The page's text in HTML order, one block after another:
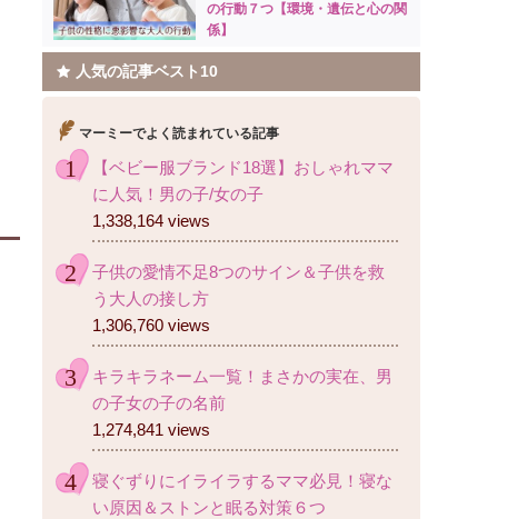
の行動７つ【環境・遺伝と心の関
係】
人気の記事ベスト10
マーミーでよく読まれている記事
【ベビー服ブランド18選】おしゃれママ
に人気！男の子/女の子
1,338,164 views
子供の愛情不足8つのサイン＆子供を救
う大人の接し方
1,306,760 views
キラキラネーム一覧！まさかの実在、男
の子女の子の名前
1,274,841 views
寝ぐずりにイライラするママ必見！寝な
い原因＆ストンと眠る対策６つ